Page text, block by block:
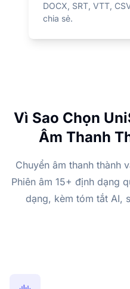
DOCX, SRT, VTT,
chia sẻ.
Vì Sao Chọn
Âm Thanh
Chuyển âm thanh thành
Phiên âm 15+ định dạng
dạng, kèm tóm tắt AI,